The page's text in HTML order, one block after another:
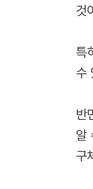
것
특
수
반
알
구